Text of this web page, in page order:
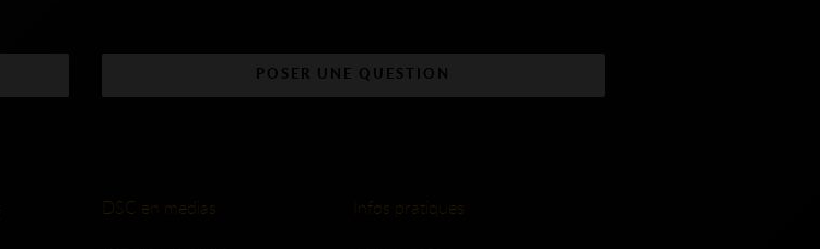
POSER UNE QUESTION
DSC en medias Infos pratiques